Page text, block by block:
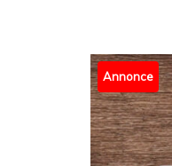
Annonce